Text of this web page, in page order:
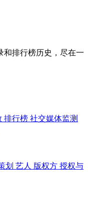
和排行榜历史，尽在一
排行榜 社交媒体监测
划 艺人 版权方 授权与